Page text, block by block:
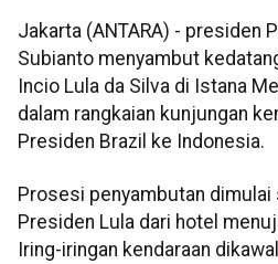
Jakarta (ANTARA) - presiden
Subianto menyambut
Incio Lula da Silva di Istana
dalam rangkaian kunjungan
Presiden Brazil ke Indonesia.
Prosesi penyambutan dimulai
Presiden Lula dari hotel
Iring-iringan kendaraan